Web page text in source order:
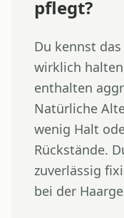
pflegt?
Du kennst
wirklich
enthalten
Natürliche
wenig Halt
Rückstände.
zuverlässig
bei der